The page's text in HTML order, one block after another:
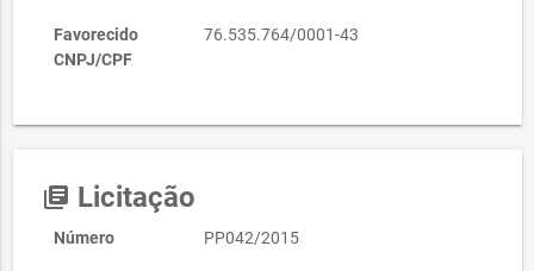
Favorecido
CNPJ/CPF
76.535.764/0001-43
library_books Licitação
Número PP042/2015